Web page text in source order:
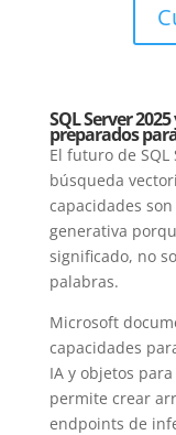
SQL Server
preparados
El futuro de
búsqueda
capacidades
generativa
significado, no
palabras.
Microsoft
capacidades
IA y objetos
permite crear
endpoints de